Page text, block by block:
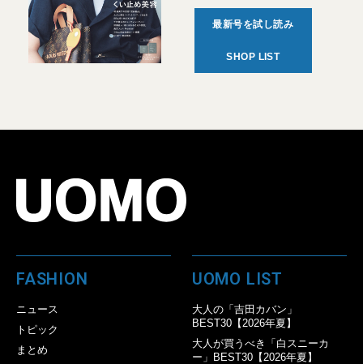
最新号を試し読み
SHOP LIST
FASHION
ニュース
トピック
まとめ
UOMO LIST
大人の「吉田カバン」
BEST30【2026年夏】
大人が買うべき「白スニーカ
ー」BEST30【2026年夏】